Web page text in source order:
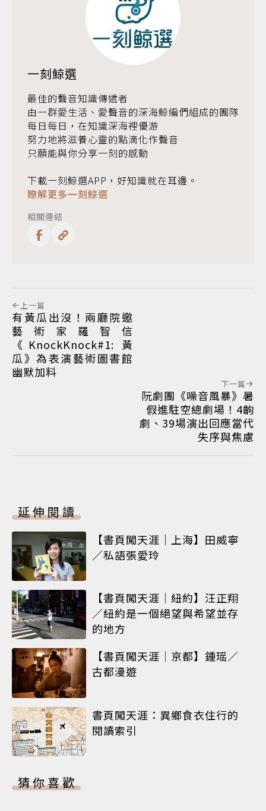
一刻鯨選
最佳的聲音知識傳遞者
由一群愛生活、愛聲音的深海鯨編們組成的團隊
每日每日，在知識深海裡優游
努力地將滋養心靈的點滴化作聲音
只願能與你分享一刻的感動
下載一刻鯨選APP，好知識就在耳邊。
瞭解更多一刻鯨選
相關連結
上一篇
有黃瓜出沒！兩廳院邀
藝術家羅智信
《KnockKnock#1: 黃
瓜》為表演藝術圖書館
幽默加料
下一篇
阮劇團《噪音風暴》暑
假進駐空總劇場！4齣
劇、39場演出回應當代
失序與焦慮
延伸閱讀
【書頁闖天涯｜上海】田威寧
／私語張愛玲
【書頁闖天涯｜紐約】汪正翔
／紐約是一個絕望與希望並存
的地方
【書頁闖天涯｜京都】鍾瑶／
古都漫遊
書頁闖天涯：異鄉食衣住行的
閱讀索引
猜你喜歡